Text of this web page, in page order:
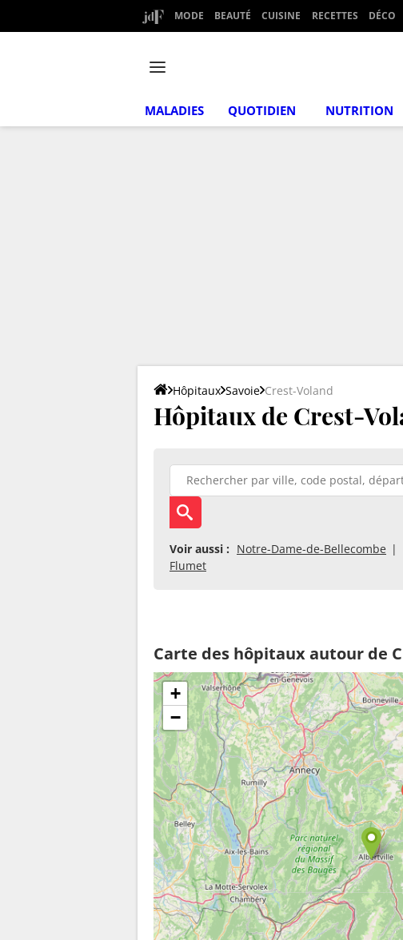
MODE BEAUTÉ CUISINE RECETTES DÉCO
MALADIES QUOTIDIEN NUTRITION
Hôpitaux Savoie Crest-Voland
Hôpitaux de Crest-
Voir aussi : Notre-Dame-de-Bellecombe
Flumet
Carte des hôpitaux autour de
+
−